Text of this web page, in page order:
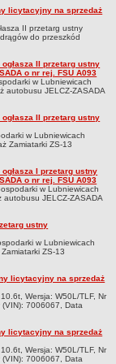
licytacyjny na sprzedaż
II przetarg ustny
do przeszkód
II przetarg ustny
o nr rej. FSU A093
w Lubniewicach
autobusu JELCZ-ZASADA
II przetarg ustny
w Lubniewicach
Zamiatarki ZS-13
I przetarg ustny
o nr rej. FSU A093
w Lubniewicach
autobusu JELCZ-ZASADA
ustny
w Lubniewicach
ZS-13
licytacyjny na sprzedaż
Wersja: W50L/TLF, Nr
7006067, Data
licytacyjny na sprzedaż
Wersja: W50L/TLF, Nr
7006067, Data